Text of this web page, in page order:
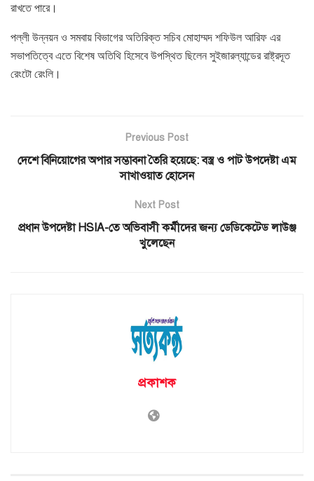
রাখতে পারে।
পল্লী উন্নয়ন ও সমবায় বিভাগের অতিরিক্ত সচিব মোহাম্মদ শফিউল আরিফ এর
সভাপতিত্বে এতে বিশেষ অতিথি হিসেবে উপস্থিত ছিলেন সুইজারল্যান্ডের রাষ্ট্রদূত
রেংটো রেংলি।
Previous Post
দেশে বিনিয়োগের অপার সম্ভাবনা তৈরি হয়েছে: বস্ত্র ও পাট উপদেষ্টা এম
সাখাওয়াত হোসেন
Next Post
প্রধান উপদেষ্টা HSIA-তে অভিবাসী কর্মীদের জন্য ডেডিকেটেড লাউঞ্জ
খুলেছেন
প্রকাশক